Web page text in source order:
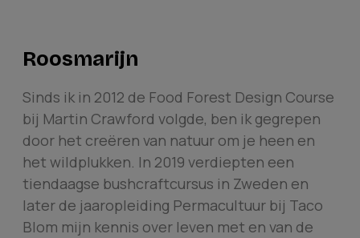
Roosmarijn
Sinds ik in 2012 de Food Forest Design Course
bij Martin Crawford volgde, ben ik gegrepen
door het creëren van natuur om je heen en
het wildplukken. In 2019 verdiepten een
tiendaagse bushcraftcursus in Zweden en
later de jaaropleiding Permacultuur bij Taco
Blom mijn kennis over leven met en van de